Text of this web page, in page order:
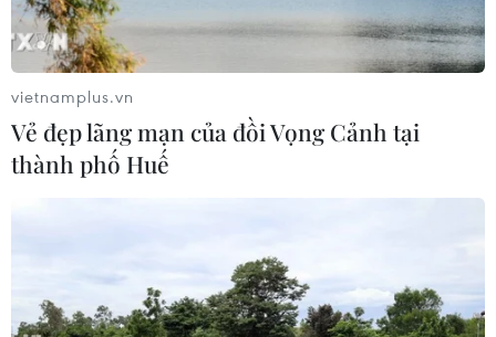
Hàn Quốc đầu tư xây “Thung lũng
07/08/2026 06:30
vietnamplus.vn
Vẻ đẹp lãng mạn của đồi Vọng Cảnh tại
thành phố Huế